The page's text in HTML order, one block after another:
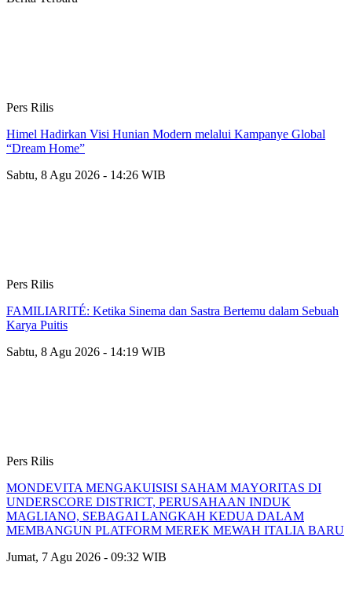
Pers Rilis
Himel Hadirkan Visi Hunian Modern melalui Kampanye Global
“Dream Home”
Sabtu, 8 Agu 2026 - 14:26 WIB
Pers Rilis
FAMILIARITÉ: Ketika Sinema dan Sastra Bertemu dalam Sebuah
Karya Puitis
Sabtu, 8 Agu 2026 - 14:19 WIB
Pers Rilis
MONDEVITA MENGAKUISISI SAHAM MAYORITAS DI
UNDERSCORE DISTRICT, PERUSAHAAN INDUK
MAGLIANO, SEBAGAI LANGKAH KEDUA DALAM
MEMBANGUN PLATFORM MEREK MEWAH ITALIA BARU
Jumat, 7 Agu 2026 - 09:32 WIB